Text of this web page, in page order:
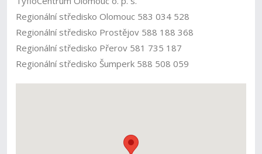
Regionální středisko Olomouc 583 034 528
Regionální středisko Prostějov 588 188 368
Regionální středisko Přerov 581 735 187
Regionální středisko Šumperk 588 508 059